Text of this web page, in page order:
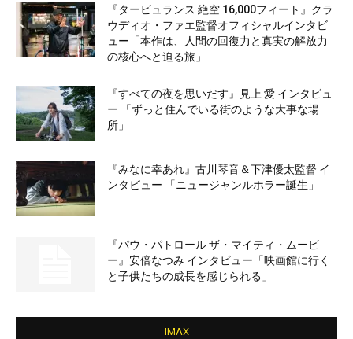
『タービュランス 絶空 16,000フィート』クラ
ウディオ・ファエ監督オフィシャルインタビ
ュー「本作は、人間の回復力と真実の解放力
の核心へと迫る旅」
『すべての夜を思いだす』見上 愛 インタビュ
ー 「ずっと住んでいる街のような大事な場
所」
『みなに幸あれ』古川琴音＆下津優太監督 イ
ンタビュー 「ニュージャンルホラー誕生」
『パウ・パトロール ザ・マイティ・ムービ
ー』安倍なつみ インタビュー「映画館に行く
と子供たちの成長を感じられる」
IMAX